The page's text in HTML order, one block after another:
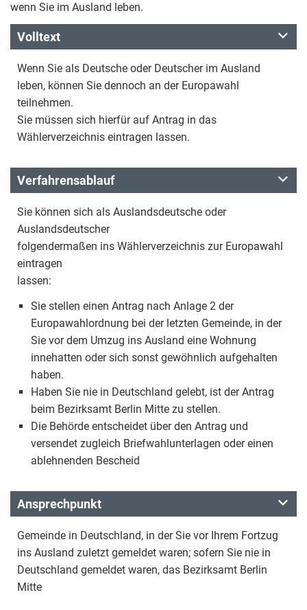
wenn Sie im Ausland leben.
Volltext
Wenn Sie als Deutsche oder Deutscher im Ausland
leben, können Sie dennoch an der Europawahl
teilnehmen.
Sie müssen sich hierfür auf Antrag in das
Wählerverzeichnis eintragen lassen.
Verfahrensablauf
Sie können sich als Auslandsdeutsche oder
Auslandsdeutscher
folgendermaßen ins Wählerverzeichnis zur Europawahl
eintragen
lassen:
Sie stellen einen Antrag nach Anlage 2 der
Europawahlordnung bei der letzten Gemeinde, in der
Sie vor dem Umzug ins Ausland eine Wohnung
innehatten oder sich sonst gewöhnlich aufgehalten
haben.
Haben Sie nie in Deutschland gelebt, ist der Antrag
beim Bezirksamt Berlin Mitte zu stellen.
Die Behörde entscheidet über den Antrag und
versendet zugleich Briefwahlunterlagen oder einen
ablehnenden Bescheid
Ansprechpunkt
Gemeinde in Deutschland, in der Sie vor Ihrem Fortzug
ins Ausland zuletzt gemeldet waren; sofern Sie nie in
Deutschland gemeldet waren, das Bezirksamt Berlin
Mitte